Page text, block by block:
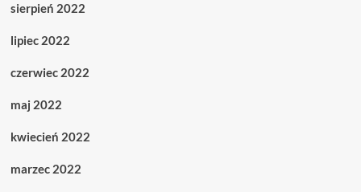
sierpień 2022
lipiec 2022
czerwiec 2022
maj 2022
kwiecień 2022
marzec 2022